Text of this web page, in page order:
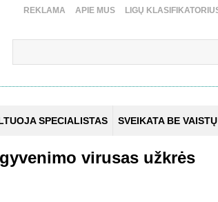
REKLAMA APIE MUS LIGŲ
SPECIALISTAS SVEIKATA BE VAISTŲ
virusas užkrės